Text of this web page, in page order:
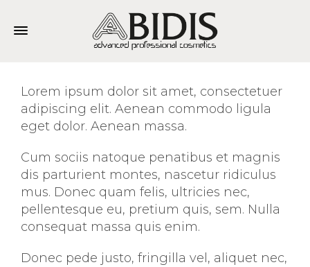
Lorem ipsum dolor sit amet, consectetuer
adipiscing elit. Aenean commodo ligula
eget dolor. Aenean massa.
Cum sociis natoque penatibus et magnis
dis parturient montes, nascetur ridiculus
mus. Donec quam felis, ultricies nec,
pellentesque eu, pretium quis, sem. Nulla
consequat massa quis enim.
Donec pede justo, fringilla vel, aliquet nec,